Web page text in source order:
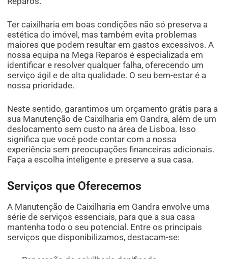
Ter caixilharia em boas condições não só preserva a
estética do imóvel, mas também evita problemas
maiores que podem resultar em gastos excessivos. A
nossa equipa na Mega Reparos é especializada em
identificar e resolver qualquer falha, oferecendo um
serviço ágil e de alta qualidade. O seu bem-estar é a
nossa prioridade.
Neste sentido, garantimos um orçamento grátis para a
sua Manutenção de Caixilharia em Gandra, além de um
deslocamento sem custo na área de Lisboa. Isso
significa que você pode contar com a nossa
experiência sem preocupações financeiras adicionais.
Faça a escolha inteligente e preserve a sua casa.
Serviços que Oferecemos
A Manutenção de Caixilharia em Gandra envolve uma
série de serviços essenciais, para que a sua casa
mantenha todo o seu potencial. Entre os principais
serviços que disponibilizamos, destacam-se: